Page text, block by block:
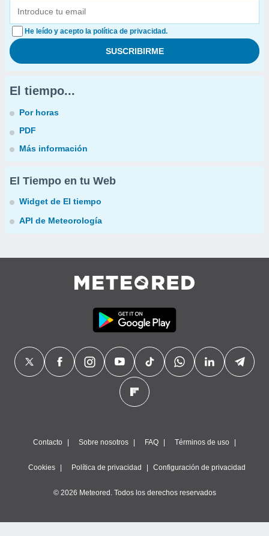
He leído y acepto la política de privacidad.
El tiempo...
Por horas
PDF
Más información
El Tiempo en tu Web
Widget de El tiempo
API de Meteorología
Contacto Sobre nosotros FAQ Términos de uso
Cookies Política de privacidad Configuración de privacidad
© 2026 Meteored. Todos los derechos reservados